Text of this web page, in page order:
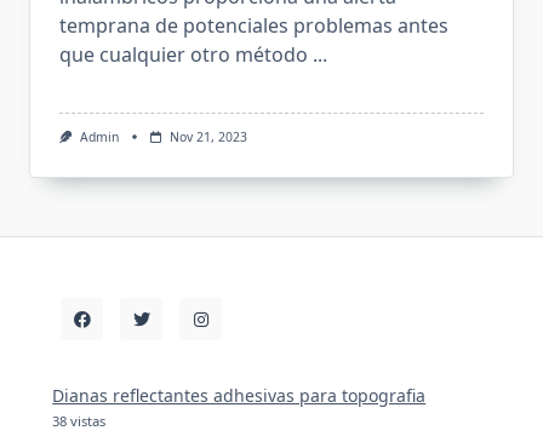
temprana de potenciales problemas antes
que cualquier otro método ...
Admin Nov 21, 2023
Dianas reflectantes adhesivas para topografia
38 vistas